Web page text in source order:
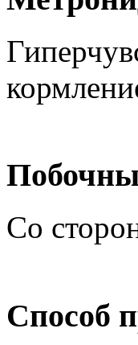
Со
Способ